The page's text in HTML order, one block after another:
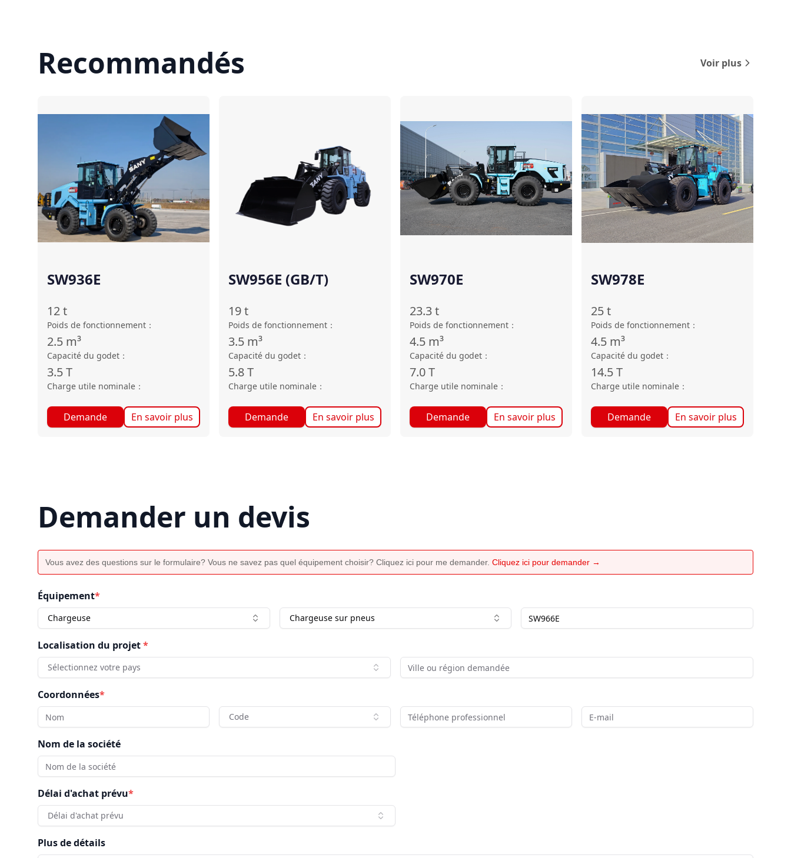
Recommandés Voir plus
SW936E
12t
Poids de fonctionnement ：
2.5 m³
Capacité du godet ：
3.5T
Charge utile nominale ：
Demande En savoir plus
SW956E (GB/T)
19t
Poids de fonctionnement ：
3.5 m³
Capacité du godet ：
5.8T
Charge utile nominale ：
Demande En savoir plus
SW970E
23.3t
Poids de fonctionnement ：
4.5 m³
Capacité du godet ：
7.0T
Charge utile nominale ：
Demande En savoir plus
SW978E
25t
Poids de fonctionnement ：
4.5 m³
Capacité du godet ：
14.5T
Charge utile nominale ：
Demande En savoir plus
Demander un devis
Vous avez des questions sur le formulaire? Vous ne savez pas quel équipement choisir? Cliquez ici pour me demander. Cliquez ici pour demander →
Équipement*
Chargeuse Chargeuse sur pneus
Localisation du projet*
Sélectionnez votre pays
Coordonnées*
Code
Nom de la société
Délai d'achat prévu*
Délai d'achat prévu
Plus de détails